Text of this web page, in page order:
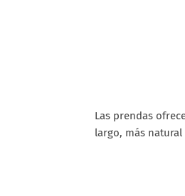
Las prendas
largo, más